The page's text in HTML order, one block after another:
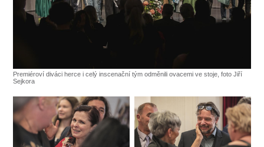
Premiéroví diváci herce i celý inscenační tým odměnili ovacemi ve stoje, foto Jiří
Sejkora